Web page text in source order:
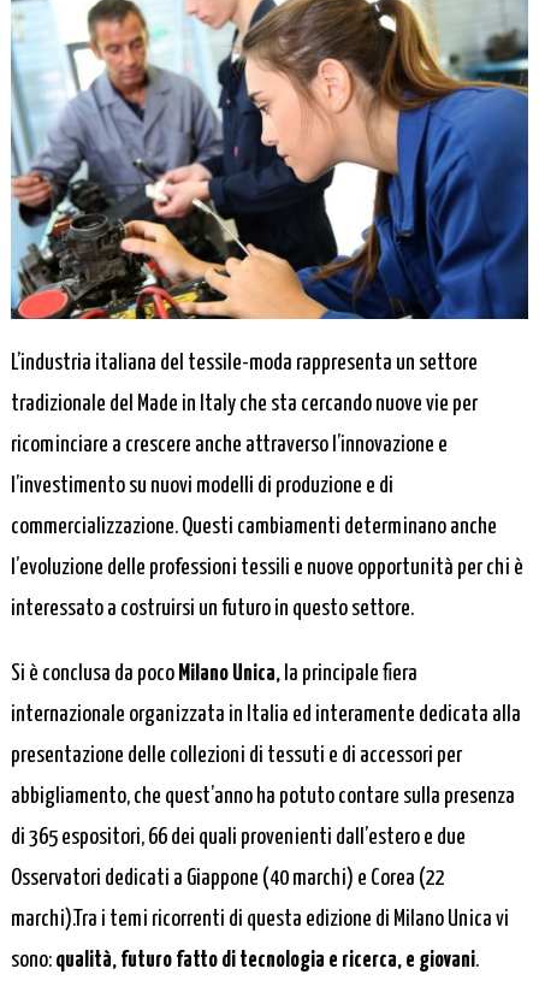
L’industria italiana del tessile-moda rappresenta un settore
tradizionale del Made in Italy che sta cercando nuove vie per
ricominciare a crescere anche attraverso l’innovazione e
l’investimento su nuovi modelli di produzione e di
commercializzazione. Questi cambiamenti determinano anche
l’evoluzione delle professioni tessili e nuove opportunità per chi è
interessato a costruirsi un futuro in questo settore.
Si è conclusa da poco Milano Unica,la principale fiera
internazionale organizzata in Italia ed interamente dedicata alla
presentazione delle collezioni di tessuti e di accessori per
abbigliamento, che quest’anno ha potuto contare sulla presenza
di 365 espositori, 66 dei quali provenienti dall’estero e due
Osservatori dedicati a Giappone (40 marchi) e Corea (22
marchi).Tra i temi ricorrenti di questa edizione di Milano Unica vi
sono: qualità, futuro fatto di tecnologia e ricerca, e giovani.